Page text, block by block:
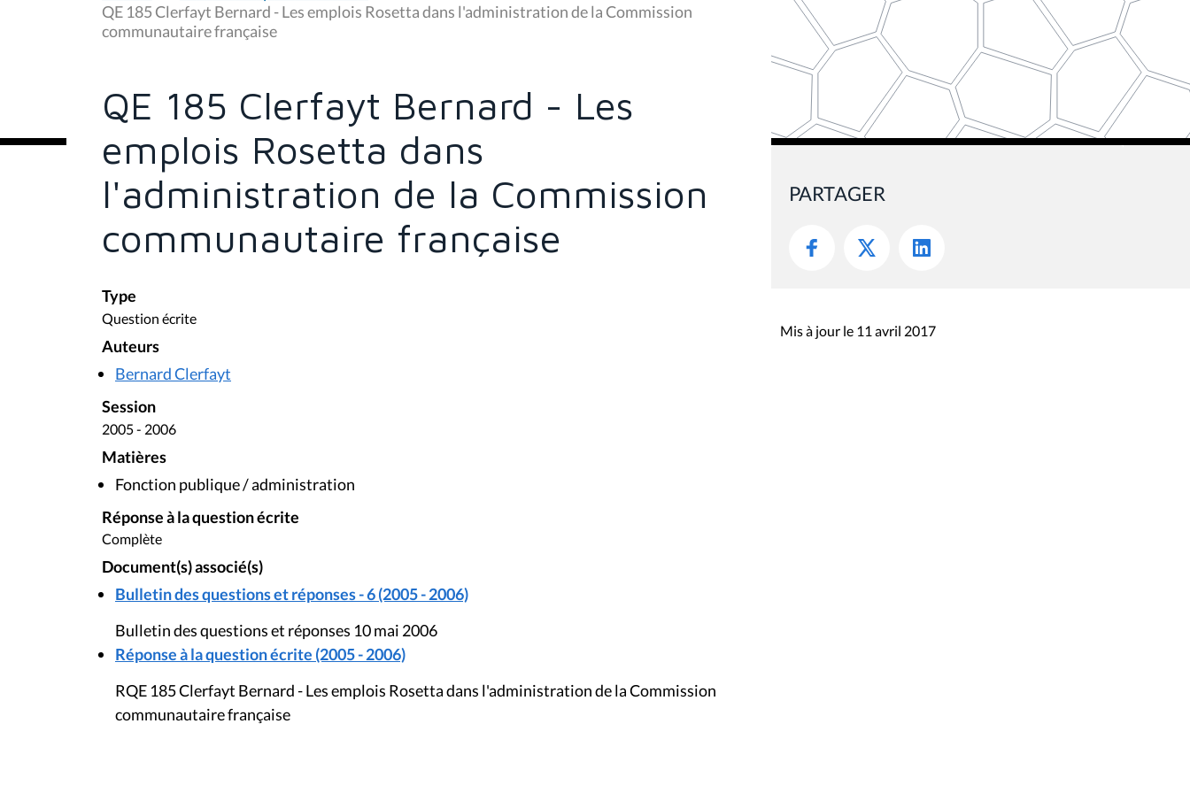
u
ê
c
:
QE 185 Clerfayt Bernard - Les emplois Rosetta dans l'administration de la Commission
communautaire française
QE 185 Clerfayt Bernard - Les
emplois Rosetta dans
l'administration de la Commission
communautaire française
Type
Question écrite
Auteurs
Bernard Clerfayt
Session
2005 - 2006
Matières
Fonction publique / administration
Réponse à la question écrite
Complète
Document(s) associé(s)
Bulletin des questions et réponses - 6 (2005 - 2006)
Bulletin des questions et réponses 10 mai 2006
Réponse à la question écrite (2005 - 2006)
RQE 185 Clerfayt Bernard - Les emplois Rosetta dans l'administration de la Commission
communautaire française
PARTAGER
Mis à jour le 11 avril 2017